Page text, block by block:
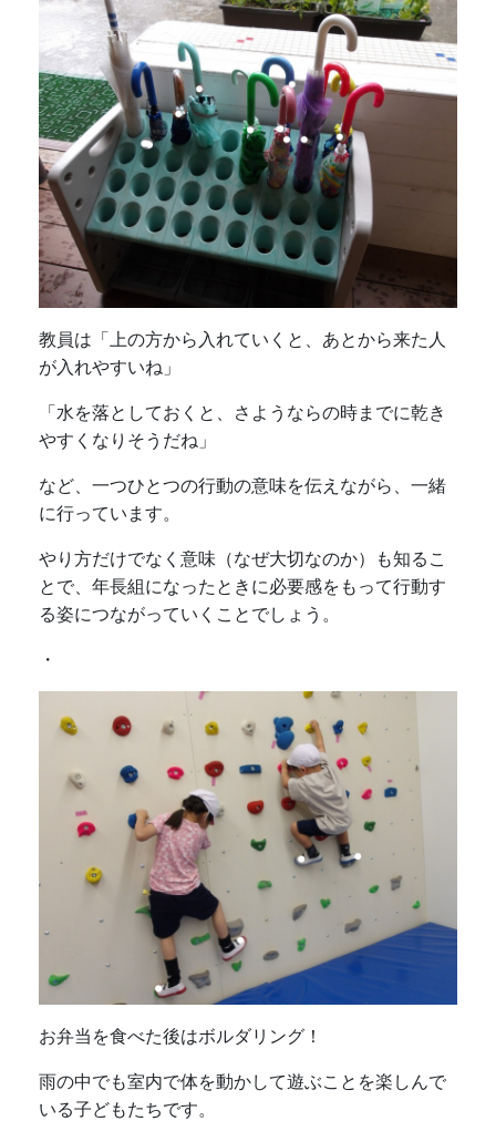
教員は「上の方から入れていくと、あとから来た人
が入れやすいね」
「水を落としておくと、さようならの時までに乾き
やすくなりそうだね」
など、一つひとつの行動の意味を伝えながら、一緒
に行っています。
やり方だけでなく意味（なぜ大切なのか）も知るこ
とで、年長組になったときに必要感をもって行動す
る姿につながっていくことでしょう。
・
お弁当を食べた後はボルダリング！
雨の中でも室内で体を動かして遊ぶことを楽しんで
いる子どもたちです。